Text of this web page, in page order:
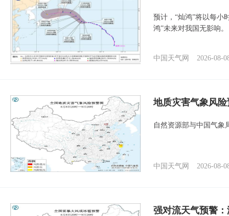
预计，“灿鸿”将以每小
鸿”未来对我国无影响。
中国天气网 2026-08-
地质灾害气象风
自然资源部与中国气象
中国天气网 2026-08-
强对流天气预警